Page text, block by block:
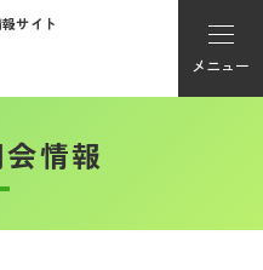
サイト
メニュー
登録
情報